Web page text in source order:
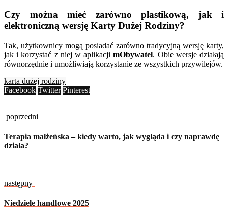
Czy można mieć zarówno plastikową, jak i
elektroniczną wersję Karty Dużej Rodziny?
Tak, użytkownicy mogą posiadać zarówno tradycyjną wersję karty,
jak i korzystać z niej w aplikacjimObywatel. Obie wersje działają
równorzędnie i umożliwiają korzystanie ze wszystkich przywilejów.
karta dużej rodziny
Facebook Twitter Pinterest
poprzedni
Terapia małżeńska – kiedy warto, jak wygląda i czy naprawdę
działa?
następny
Niedziele handlowe 2025